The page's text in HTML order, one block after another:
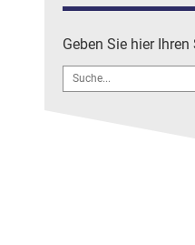
Straubing Tigers fliegen
Flugzeuge in Straubing
Geben Sie hier
Search